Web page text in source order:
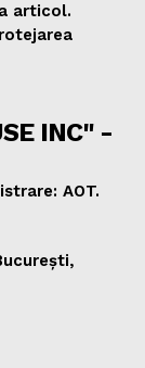
articol.
INC" -
AOT.